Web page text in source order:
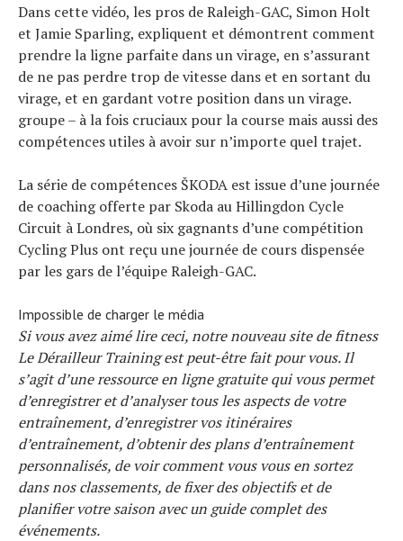
Dans cette vidéo, les pros de Raleigh-GAC, Simon Holt
et Jamie Sparling, expliquent et démontrent comment
prendre la ligne parfaite dans un virage, en s’assurant
de ne pas perdre trop de vitesse dans et en sortant du
virage, et en gardant votre position dans un virage.
groupe – à la fois cruciaux pour la course mais aussi des
compétences utiles à avoir sur n’importe quel trajet.
La série de compétences ŠKODA est issue d’une journée
de coaching offerte par Skoda au Hillingdon Cycle
Circuit à Londres, où six gagnants d’une compétition
Cycling Plus ont reçu une journée de cours dispensée
par les gars de l’équipe Raleigh-GAC.
Impossible de charger le média
Si vous avez aimé lire ceci, notre nouveau site de fitness
Le Dérailleur Training est peut-être fait pour vous. Il
s’agit d’une ressource en ligne gratuite qui vous permet
d’enregistrer et d’analyser tous les aspects de votre
entraînement, d’enregistrer vos itinéraires
d’entraînement, d’obtenir des plans d’entraînement
personnalisés, de voir comment vous vous en sortez
dans nos classements, de fixer des objectifs et de
planifier votre saison avec un guide complet des
événements.